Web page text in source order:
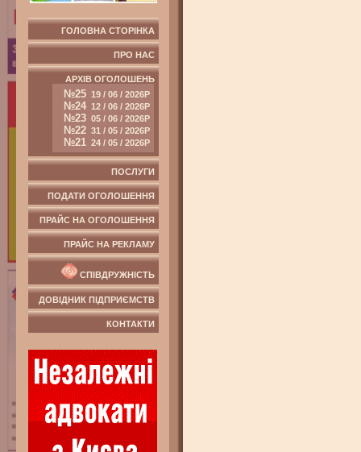
ГОЛОВНА СТОРІНКА
ПРО НАС
АРХІВ ОГОЛОШЕНЬ
№25 19 / 06 / 2026Р
№24 12 / 06 / 2026Р
№23 05 / 06 / 2026Р
№22 31 / 05 / 2026Р
№21 24 / 05 / 2026Р
ПОСЛУГИ
ПОДАТИ ОГОЛОШЕННЯ
ПРАЙС НА ОГОЛОШЕННЯ
ПРАЙС НА РЕКЛАМУ
СПІВДРУЖНІСТЬ
ДОВІДНИК ПІДПРИЄМСТВ
КОНТАКТИ